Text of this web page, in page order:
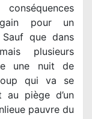
pour un
que dans
plusieurs
une nuit de
qui va se
au piège d’un
pauvre du